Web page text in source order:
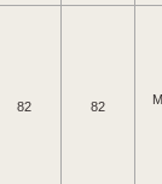
82 82